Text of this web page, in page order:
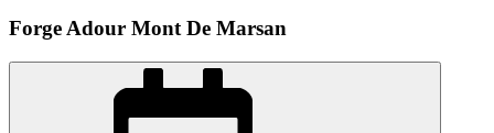
Forge Adour Mont De Marsan